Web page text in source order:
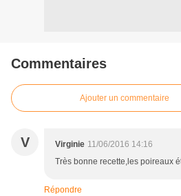
Commentaires
Ajouter un commentaire
V Virginie 11/06/2016 14:16
Très bonne recette,les poireaux
Répondre